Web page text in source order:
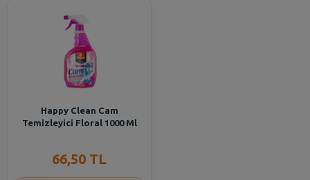
Happy Clean Cam
Temizleyici Floral 1000 Ml
66,50 TL